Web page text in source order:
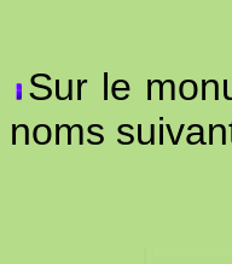
Sur le
noms